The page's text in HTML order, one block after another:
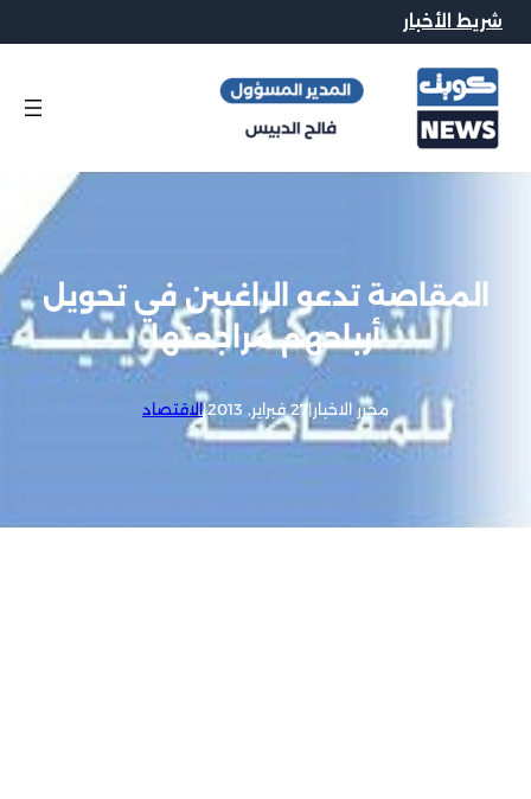
شريط الأخبار
المقاصة تدعو الراغبين في تحويل
أرباحهم مراجعتها
محرر الاخبار|27 فبراير, 2013 |الاقتصاد